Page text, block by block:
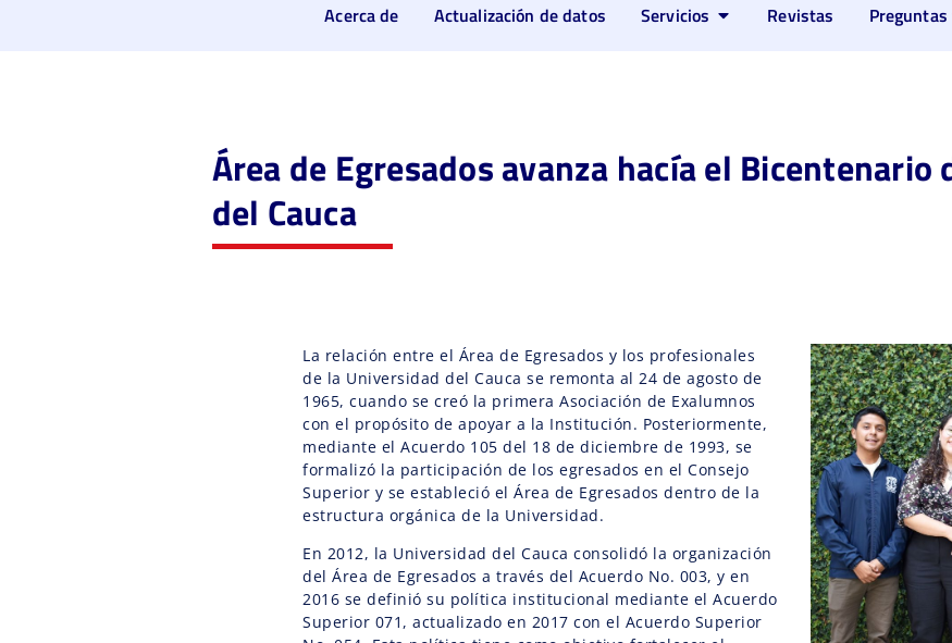
Acerca de Actualización de datos Servicios Revistas
Área de Egresados avanza hacía el Bicentenario
del Cauca
La relación entre el Área de Egresados y los profesionales
de la Universidad del Cauca se remonta al 24 de agosto de
1965, cuando se creó la primera Asociación de Exalumnos
con el propósito de apoyar a la Institución. Posteriormente,
mediante el Acuerdo 105 del 18 de diciembre de 1993, se
formalizó la participación de los egresados en el Consejo
Superior y se estableció el Área de Egresados dentro de la
estructura orgánica de la Universidad.
En 2012, la Universidad del Cauca consolidó la organización
del Área de Egresados a través del Acuerdo No. 003, y en
2016 se definió su política institucional mediante el Acuerdo
Superior 071, actualizado en 2017 con el Acuerdo Superior